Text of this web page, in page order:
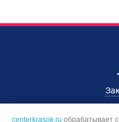
centerkrasok.ru обрабатывает